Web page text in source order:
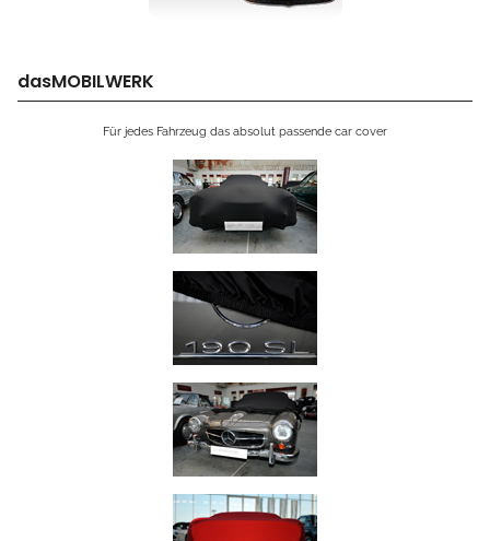
dasMOBILWERK
Für jedes Fahrzeug das absolut passende car cover